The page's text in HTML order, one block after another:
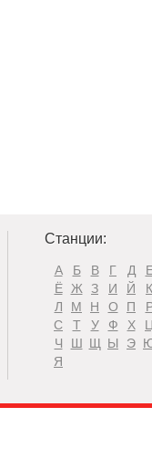
Станции:
А Б В Г Д
Ё
Ж З И Й
К
Л
М Н О П
С
Т У Ф Х
Ч
Ш Щ Ы Э
Я